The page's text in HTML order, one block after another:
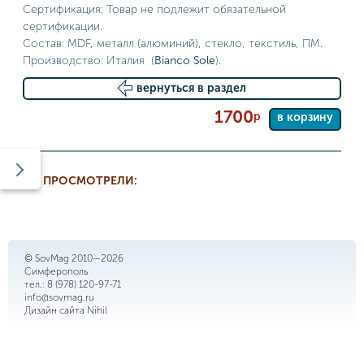
Сертификация: Товар не подлежит обязательной
сертификации.
Состав: MDF, металл (алюминий), стекло, текстиль, ПМ.
Производство: Италия (Bianco Sole).
вернуться в раздел
1700р в корзину
ВЫ ПРОСМОТРЕЛИ:
© SovMag 2010—2026
Симферополь
тел.: 8 (978) 120-97-71
info@sovmag.ru
Дизайн сайта Nihil